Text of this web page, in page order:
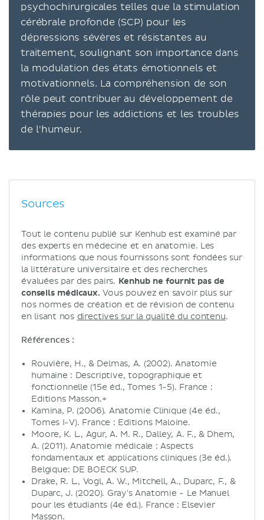
psychochirurgicales telles que la stimulation
cérébrale profonde (SCP) pour les
dépressions sévères et résistantes au
traitement, soulignant son importance dans
la modulation des états émotionnels et
motivationnels. La compréhension de son
rôle peut contribuer au développement de
thérapies pour les addictions et les troubles
de l'humeur.
Sources
Tout le contenu publié sur Kenhub est examiné par
des experts en médecine et en anatomie. Les
informations que nous fournissons sont fondées sur
la littérature universitaire et des recherches
évaluées par des pairs. Kenhub ne fournit pas de
conseils médicaux. Vous pouvez en savoir plus sur
nos normes de création et de révision de contenu
en lisant nos directives sur la qualité du contenu.
Références :
Rouvière, H., & Delmas, A. (2002). Anatomie
humaine : Descriptive, topographique et
fonctionnelle (15e éd., Tomes 1-5). France :
Editions Masson.+
Kamina, P. (2006). Anatomie Clinique (4e éd.,
Tomes I-V). France : Editions Maloine.
Moore, K. L., Agur, A. M. R., Dalley, A. F., & Dhem,
A. (2011). Anatomie médicale : Aspects
fondamentaux et applications cliniques (3e éd.).
Belgique: DE BOECK SUP.
Drake, R. L., Vogl, A. W., Mitchell, A., Duparc, F., &
Duparc, J. (2020). Gray's Anatomie - Le Manuel
pour les étudiants (4e éd.). France : Elsevier
Masson.